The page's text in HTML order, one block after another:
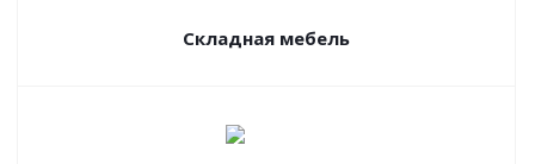
Складная мебель